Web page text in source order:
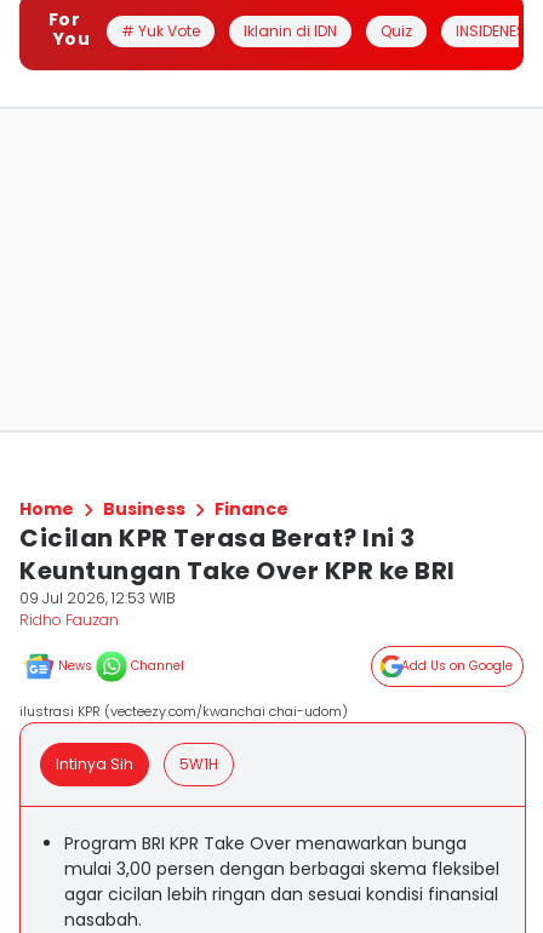
For
You
# Yuk Vote Iklanin di IDN Quiz INSIDENESIA
Home Business Finance
Cicilan KPR Terasa Berat? Ini 3
Keuntungan Take Over KPR ke BRI
09 Jul 2026, 12:53 WIB
Ridho Fauzan
News Channel Add Us on Google
ilustrasi KPR (vecteezy.com/kwanchai chai-udom)
Intinya Sih 5W1H
Program BRI KPR Take Over menawarkan bunga
mulai 3,00 persen dengan berbagai skema fleksibel
agar cicilan lebih ringan dan sesuai kondisi finansial
nasabah.